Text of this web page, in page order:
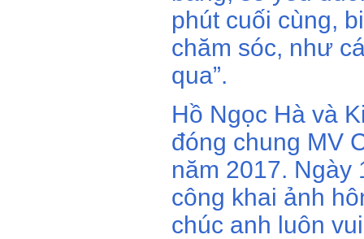
phút cuối cùng,
chăm sóc, như
qua”.
Hồ Ngọc Hà và
đóng chung MV
năm 2017. Ngày
công khai ảnh
chúc anh luôn